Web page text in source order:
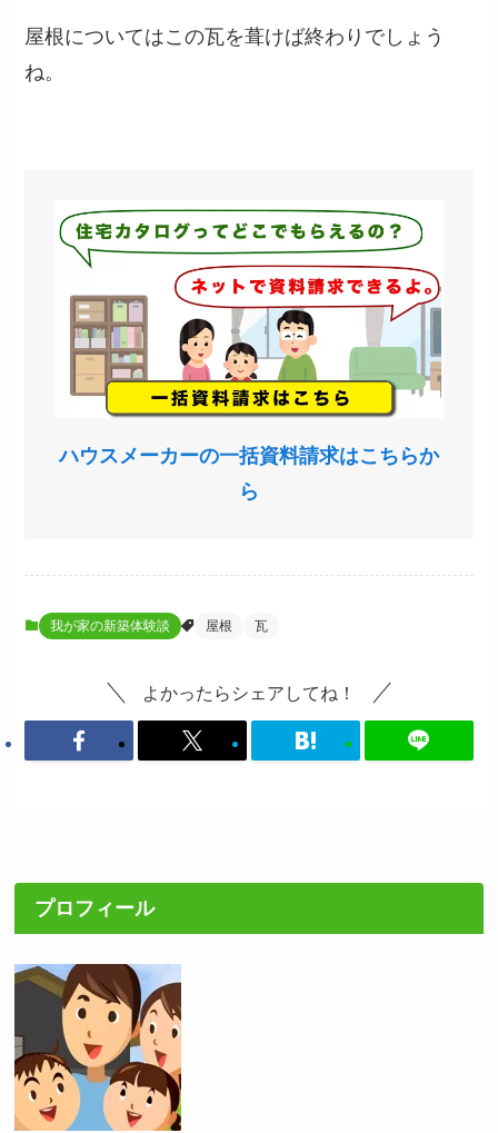
屋根についてはこの瓦を葺けば終わりでしょう
ね。
ハウスメーカーの一括資料請求はこちらか
ら
我が家の新築体験談 屋根 瓦
よかったらシェアしてね！
プロフィール